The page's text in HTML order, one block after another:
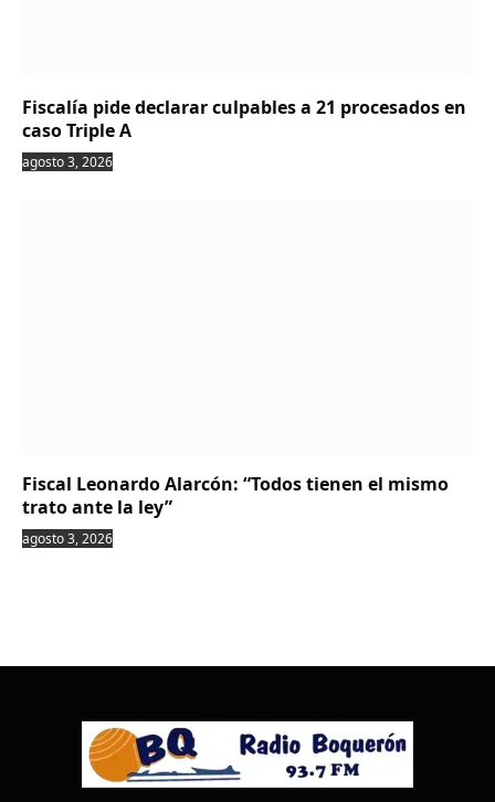
Fiscalía pide declarar culpables a 21 procesados en
caso Triple A
agosto 3, 2026
Fiscal Leonardo Alarcón: “Todos tienen el mismo
trato ante la ley”
agosto 3, 2026